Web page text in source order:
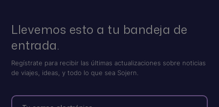
Llevemos esto a tu bandeja de
entrada.
Regístrate para recibir las últimas actualizaciones sobre noticias
de viajes, ideas, y todo lo que sea Sojern.